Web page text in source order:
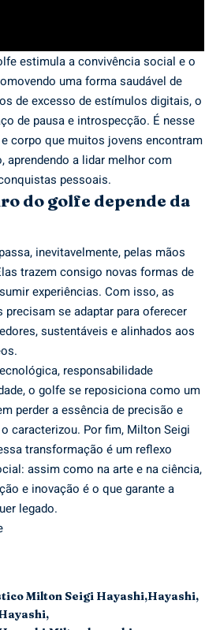
estimula a convivência social e o
uma forma saudável de
de excesso de estímulos digitais, o
de pausa e introspecção. É nesse
corpo que muitos jovens encontram
aprendendo a lidar melhor com
pessoais.
do golfe depende da
inevitavelmente, pelas mãos
trazem consigo novas formas de
experiências. Com isso, as
se adaptar para oferecer
sustentáveis e alinhados aos
responsabilidade
o golfe se reposiciona como um
perder a essência de precisão e
caracterizou. Por fim, Milton Seigi
transformação é um reflexo
assim como na arte e na ciência,
e inovação é o que garante a
legado.
Milton Seigi Hayashi Hayashi